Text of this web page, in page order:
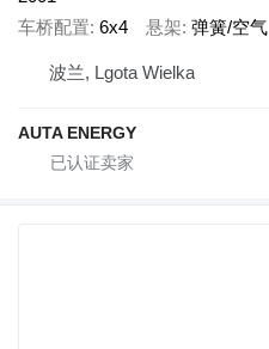
车桥配置 6x4 悬架 弹簧/空气
波兰, Lgota Wielka
AUTA ENERGY